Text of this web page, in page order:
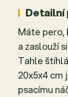
Detailní
Máte pero,
a zaslouží
Tahle
20x5x4 cm
psacímu